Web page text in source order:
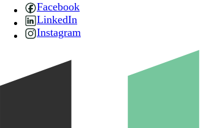
Facebook
LinkedIn
Instagram